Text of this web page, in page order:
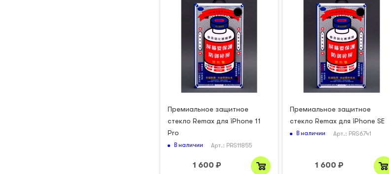
Премиальное защитное
стекло Remax для iPhone 11
Pro
В наличии Арт.: PRS11855
1 600 ₽
Премиальное защитное
стекло Remax для iPhone SE
В наличии Арт.: PRS6741
1 600 ₽